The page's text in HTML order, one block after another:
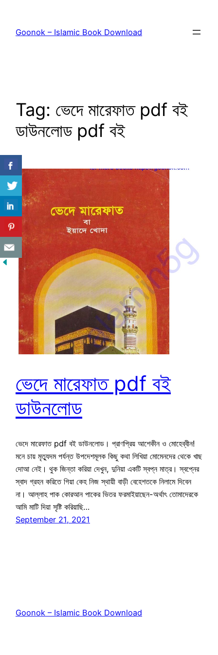
content
Goonok – Islamic Book Download
Tag: ভেদে মারেফাত pdf বই
ডাউনলোড pdf বই
ভেদে মারেফাত pdf বই
ডাউনলোড
ভেদে মারেফাত pdf বই ডাউনলোড। প্রাণপ্রিয় আশেকীন ও মোহেব্বীন!
মনে চায় মৃত্যুদম পর্যন্ত উপদেশমূলক কিছু কথা লিখিয়া মোমেনদের থেকে খাছ
দোআ নেই। থুক জিন্তা করিয়া দেখুন, দুনিয়া একটি স্বপ্ন মাত্র। স্বপ্নের
স্বাদ গ্রহন করিতে গিয়া কেহ নিজ স্থায়ী বাড়ী বেহেশতকে নিলামে দিবেন
না। আল্লাহ পাক কোরআন পাকের ভিতর ফরমাইয়াছেন-অর্থাৎ তোমাদেরকে
আমি মাটি দিয়া সৃষ্টি করিয়াছি…
September 21, 2021
Goonok – Islamic Book Download